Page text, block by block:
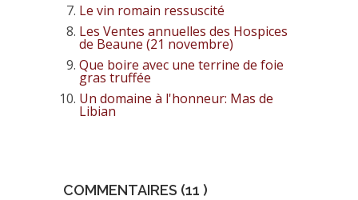
Le vin romain ressuscité
Les Ventes annuelles des Hospices
de Beaune (21 novembre)
Que boire avec une terrine de foie
gras truffée
Un domaine à l'honneur: Mas de
Libian
COMMENTAIRES (11 )